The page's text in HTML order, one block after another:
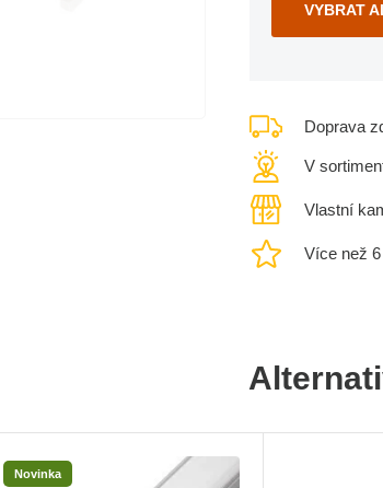
VYBRAT
Doprava
V
Vlastní
Více než
Novinka